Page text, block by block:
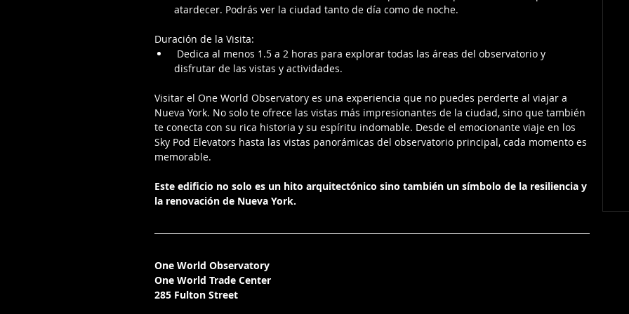
atardecer. Podrás ver la ciudad tanto de día como de noche.
Duración de la Visita:
Dedica al menos 1.5 a 2 horas para explorar todas las áreas del observatorio y
disfrutar de las vistas y actividades.
Visitar el One World Observatory es una experiencia que no puedes perderte al viajar a
Nueva York. No solo te ofrece las vistas más impresionantes de la ciudad, sino que también
te conecta con su rica historia y su espíritu indomable. Desde el emocionante viaje en los
Sky Pod Elevators hasta las vistas panorámicas del observatorio principal, cada momento es
memorable.
Este edificio no solo es un hito arquitectónico sino también un símbolo de la resiliencia y
la renovación de Nueva York.
One World Observatory
One World Trade Center
285 Fulton Street